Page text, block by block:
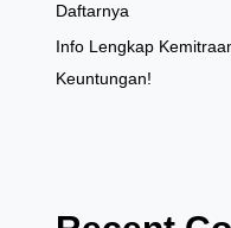
Daftarnya
Info Lengkap
Keuntungan!